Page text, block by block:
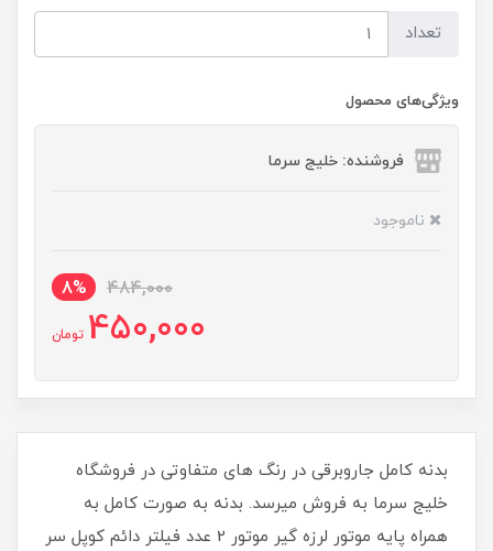
تعداد
ویژگی‌های محصول
فروشنده: خلیج سرما
ناموجود
484,000
8%
450,000 تومان
بدنه کامل جاروبرقی در رنگ های متفاوتی در فروشگاه
خلیج سرما به فروش میرسد. بدنه به صورت کامل به
همراه پایه موتور لرزه گیر موتور 2 عدد فیلتر دائم کوپل سر